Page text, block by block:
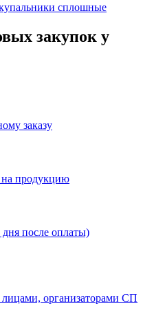
сплошные
закупок у
заказу
на продукцию
дня после оплаты)
организаторами СП